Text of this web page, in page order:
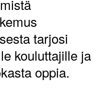
tarjosi
kouluttajille ja
oppia.